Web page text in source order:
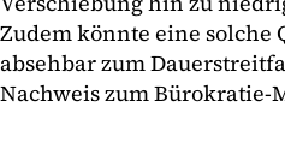
Zudem könnte eine solche
absehbar zum
Nachweis zum Bürokratie-